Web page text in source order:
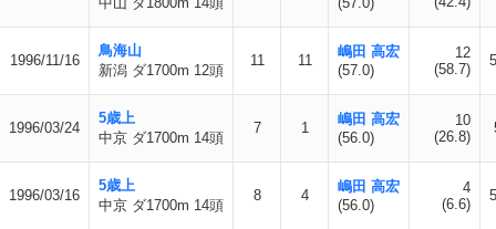
1996/11/16
鳥海山
新潟 ダ1700m 12頭
11 11
嶋田 高宏
(57.0)
12
(58.7)
1996/03/24
5歳上
中京 ダ1700m 14頭
7 1
嶋田 高宏
(56.0)
10
(26.8)
1996/03/16
5歳上
中京 ダ1700m 14頭
8 4
嶋田 高宏
(56.0)
4
(6.6)